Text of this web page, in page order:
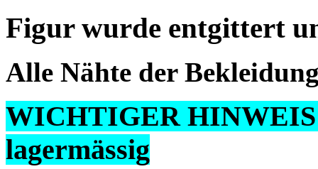
Figur wurde entgittert
Alle Nähte der
WICHTIGER HINWEIS
lagermässig